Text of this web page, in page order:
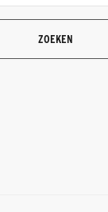
ZOEKEN